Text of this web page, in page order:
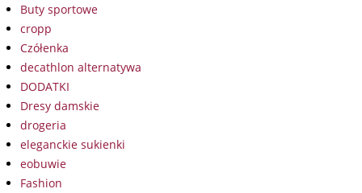
Buty sportowe
cropp
Czółenka
decathlon alternatywa
DODATKI
Dresy damskie
drogeria
eleganckie sukienki
eobuwie
Fashion